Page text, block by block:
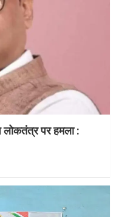
लोकतंत्र पर हमला :